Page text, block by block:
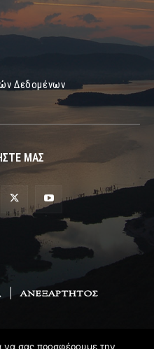
Δεδομένων
ΜΑΣ
να σας προσφέρουμε την